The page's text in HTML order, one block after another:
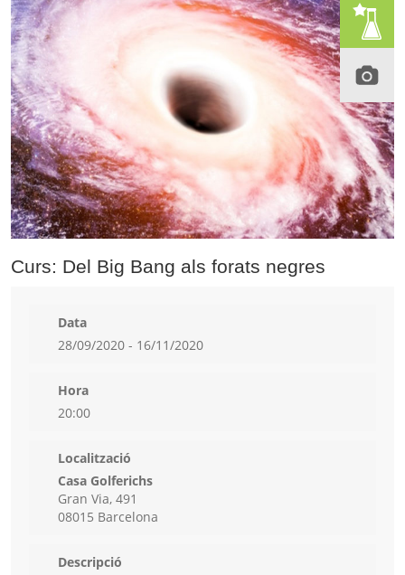
Curs: Del Big Bang als forats negres
Data
28/09/2020 - 16/11/2020
Hora
20:00
Localització
Casa Golferichs
Gran Via, 491
08015 Barcelona
Descripció